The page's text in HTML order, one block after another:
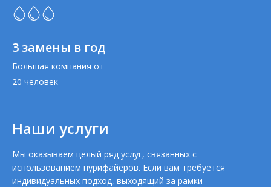
3 замены в год
Большая компания от
20 человек
Наши услуги
Мы оказываем целый ряд услуг, связанных с
использованием пурифайеров. Если вам требуется
индивидуальных подход, выходящий за рамки